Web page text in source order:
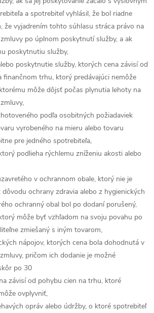
a spotrebiteľ vyhlásil, že bol riadne
že vyjadrením tohto súhlasu stráca právo na
po úplnom poskytnutí služby, a ak
poskytnutiu služby,
poskytnutie služby, ktorých cena závisí od
finančnom trhu, ktorý predávajúci nemôže
môže dôjsť počas plynutia lehoty na
podľa osobitných požiadaviek
vyrobeného na mieru alebo tovaru
pre jedného spotrebiteľa,
podlieha rýchlemu zníženiu akosti alebo
v ochrannom obale, ktorý nie je
ochrany zdravia alebo z hygienických
ochranný obal bol po dodaní porušený,
môže byť vzhľadom na svoju povahu po
zmiešaný s iným tovarom,
nápojov, ktorých cena bola dohodnutá v
pričom ich dodanie je možné
po 30
závisí od pohybu cien na trhu, ktoré
ovplyvniť,
opráv alebo údržby, o ktoré spotrebiteľ